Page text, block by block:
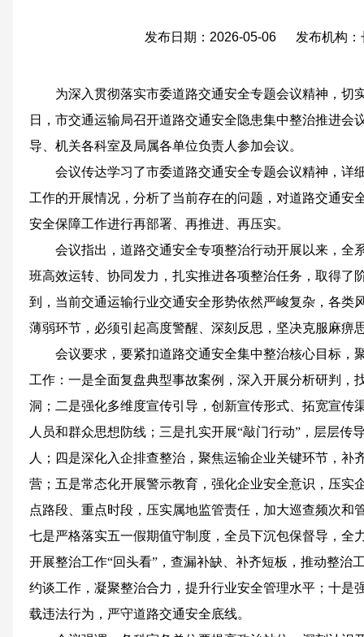
发布日期：2026-05-06 发布机构：
为深入贯彻落实市委道路交通安全专题会议精神，切
日，市交通运输局召开道路交通安全隐患集中整治推进会
导、机关各科室及局属各单位负责人参加会议。
会议传达学习了市委道路交通安全专题会议精神，详
工作的开展情况，分析了当前存在的问题，对道路交通安
安全保障工作进行再部署、再推进、再压实。
会议指出，道路交通安全专项整治行动开展以来，全
班高效运转、协同发力，扎实推进各项整治任务，取得了
到，当前交通运输行业交通安全形势依然严峻复杂，各类
薄弱环节，必须引起高度警醒、深刻反思，坚决克服麻痹
会议要求，要紧扣道路交通安全集中整治核心目标，
工作：一是全面复盘典型事故案例，深入开展分析研判，
洞；二是强化多维度宣传引导，创新宣传形式、拓宽宣传
人员和群众思想防线；三是扎实开展“敲门行动”，层层传
人；四是深化入企排查整治，聚焦运输企业关键环节，补
营；五是常态化开展警示教育，强化企业安全意识，压实
点路段、重点时段，压实属地监管责任，加大巡查频次和
七是严格落实五一假期值守制度，全员下沉包保督导，全
开展整治工作“回头看”，查漏补缺、补齐短板，推动整治
约谈工作，凝聚整治合力，提升行业安全管理水平；十是
载违法行为，严守道路交通安全底线。